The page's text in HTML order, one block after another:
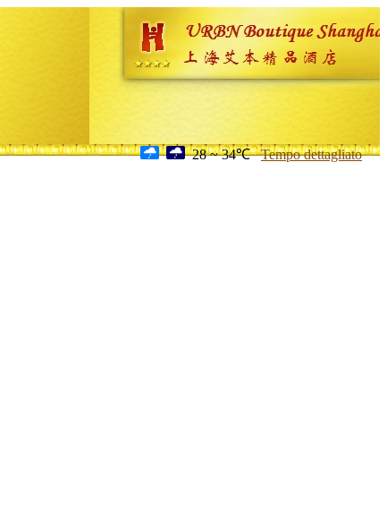
28 ~ 34℃ Tempo dettagliato